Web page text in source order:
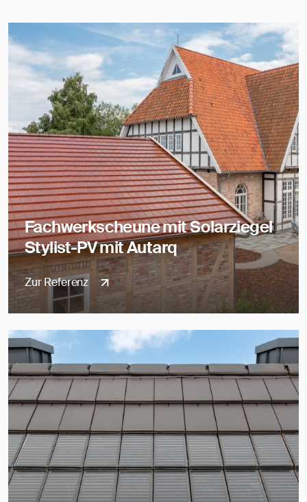
Fachwerkscheune mit Solarziegel
Stylist-PV mit Autarq
Zur Referenz